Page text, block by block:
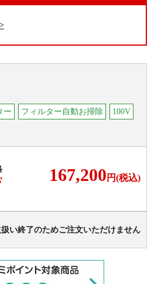
ー フィルター自動お掃除 100V
167,200 円(税込)
い終了のためご注文いただけません